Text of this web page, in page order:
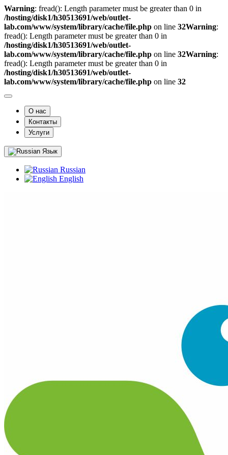
Warning: fread(): Length parameter must be greater than 0 in
/hosting/disk1/h30513691/web/outlet-
lab.com/www/system/library/cache/file.php on line 32Warning:
fread(): Length parameter must be greater than 0 in
/hosting/disk1/h30513691/web/outlet-
lab.com/www/system/library/cache/file.php on line 32Warning:
fread(): Length parameter must be greater than 0 in
/hosting/disk1/h30513691/web/outlet-
lab.com/www/system/library/cache/file.php on line 32
О нас
Контакты
Услуги
Язык
Russian
English